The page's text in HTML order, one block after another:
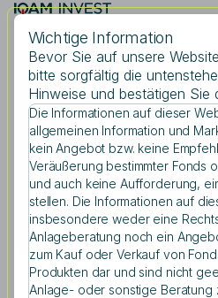
Skip to main content
Suche
Suchbegriff eingeben
Freitag, 26.04.2024
Digitale
und US-Wahl
Teilen
Wichtige Information
Bevor Sie auf unsere
bitte sorgfältig die
Hinweise und bestätigen Sie
Die Informationen auf dieser
allgemeinen Information und
kein Angebot bzw. keine
Veräußerung bestimmter Fonds
und auch keine Aufforderung,
stellen. Die Informationen auf
insbesondere weder eine
Anlageberatung noch ein
zum Kauf oder Verkauf von
Produkten dar und sind nicht
Anlage- oder sonstige Beratung